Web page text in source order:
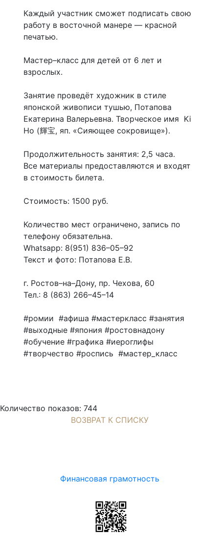
Каждый участник сможет подписать свою
работу в восточной манере — красной
печатью.
Мастер–класс для детей от 6 лет и
взрослых.
Занятие проведёт художник в стиле
японской живописи тушью, Потапова
Екатерина Валерьевна. Творческое имя Ki
Ho (輝宝, яп. «Сияющее сокровище»).
Продолжительность занятия: 2,5 часа.
Все материалы предоставляются и входят
в стоимость билета.
Стоимость: 1500 руб.
Количество мест ограничено, запись по
телефону обязательна.
Whatsapp: 8(951) 836–05–92
Текст и фото: Потапова Е.В.
г. Ростов–на–Дону, пр. Чехова, 60
Тел.: 8 (863) 266–45–14
#ромии #афиша #мастеркласс #занятия
#выходные #япония #ростовнадону
#обучение #графика #иероглифы
#творчество #роспись #мастер_класс
Количество показов: 744
ВОЗВРАТ К СПИСКУ
Финансовая грамотность